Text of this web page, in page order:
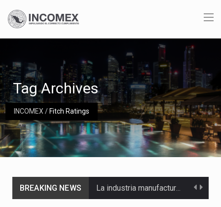
INCOMEX/ Fitch Ratings
Tag Archives
BREAKING NEWS La industria manufacturera de exportación afiliada a Index en Nuevo León ha alcanzado hasta 10%…